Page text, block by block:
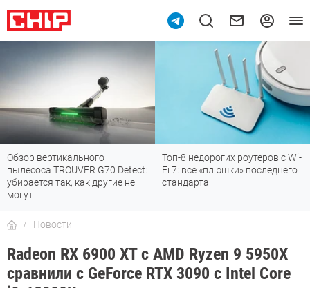
Топ-8 недорогих роутеров с Wi-
Fi 7: все «плюшки» последнего
стандарта
7 мессенджеров, которые
отлично работают в России
Новости
Radeon RX 6900 XT с AMD Ryzen 9 5950X
сравнили с GeForce RTX 3090 с Intel Core